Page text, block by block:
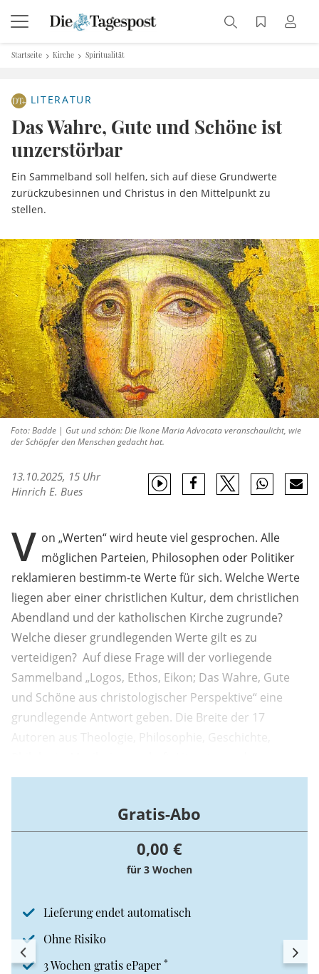
Startseite Kirche Spiritualität
LITERATUR
Das Wahre, Gute und Schöne ist
unzerstörbar
Ein Sammelband soll helfen, sich auf diese Grundwerte
zurückzubesinnen und Christus in den Mittelpunkt zu
stellen.
Foto: Badde | Gut und schön: Die Ikone Maria Advocata veranschaulicht, wie
der Schöpfer den Menschen gedacht hat.
13.10.2025, 15 Uhr
Hinrich E. Bues
V on „Werten“ wird heute viel gesprochen. Alle
möglichen Parteien, Philosophen oder Politiker
reklamieren bestimm-te Werte für sich. Welche Werte
liegen aber einer christlichen Kultur, dem christlichen
Abendland und der katholischen Kirche zugrunde?
Welche dieser grundlegenden Werte gilt es zu
verteidigen? Auf diese Frage will der vorliegende
Sammelband „Logos, Ethos, Eikon; Das Wahre, Gute
und Schöne aus christologischer Perspektive“ eine
grundlegende Antwort geben. Die Breite der 17
Autoren aus Theologie, Philosophie, Geschichte,
Architektur sowie Kunstgeschichte überrascht. Diese
Gratis-Abo
0,00 €
für 3 Wochen
Lieferung endet automatisch
Ohne Risiko
3 Wochen gratis ePaper *